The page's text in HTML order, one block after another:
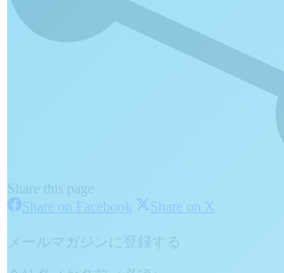
Share this page
Share on Facebook Share
Facebook
Share on X
メールマガジンに登録する